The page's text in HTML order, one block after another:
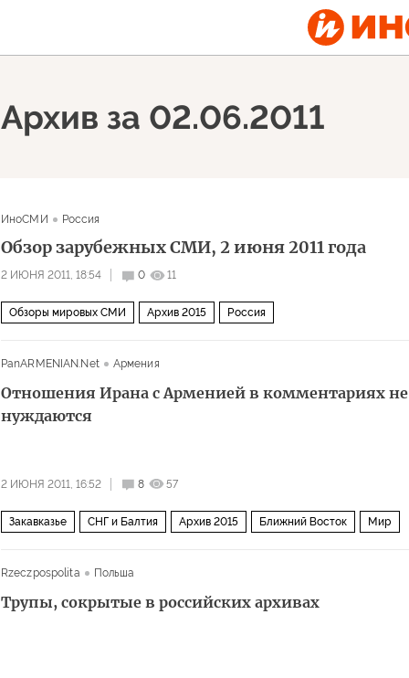
Архив за 02.06.2011
ИноСМИ Россия
Обзор зарубежных СМИ, 2 июня 2011 года
2 ИЮНЯ 2011, 18:54 0 11
Обзоры мировых СМИ Архив 2015 Россия
PanARMENIAN.Net Армения
Отношения Ирана с Арменией в комментариях не
нуждаются
2 ИЮНЯ 2011, 16:52 8 57
Закавказье СНГ и Балтия Архив 2015 Ближний Восток Мир
Rzeczpospolita Польша
Трупы, сокрытые в российских архивах